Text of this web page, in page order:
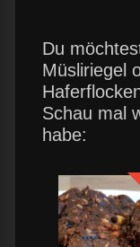
Du
Müsliriegel
Schau mal
habe: